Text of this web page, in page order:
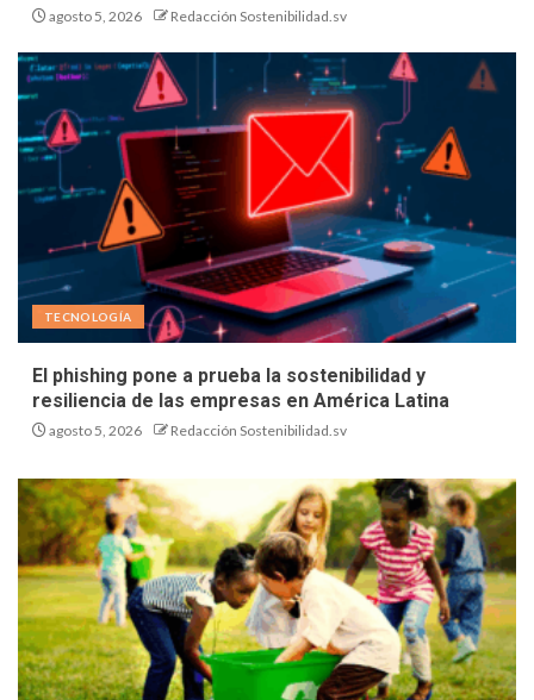
agosto 5, 2026 Redacción Sostenibilidad.sv
TECNOLOGÍA
El phishing pone a prueba la sostenibilidad y
resiliencia de las empresas en América Latina
agosto 5, 2026 Redacción Sostenibilidad.sv